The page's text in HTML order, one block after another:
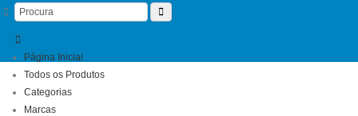
Página Inicial
Todos os Produtos
Categorias
Marcas